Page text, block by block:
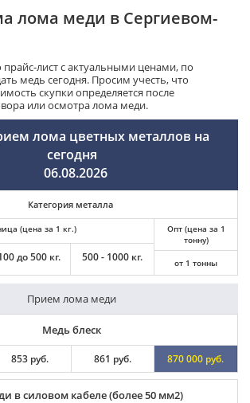
лома меди в Сергиевом-
лист с актуальными ценами, по
медь сегодня. Просим учесть, что
скупки определяется после
или осмотра лома меди.
лома цветных металлов на
сегодня
06.08.2026
Категория металла
(цена за 1 кг.)
до 500 кг. 500 - 1000 кг.
Опт (цена за 1
тонну)
от 1 тонны
Прием лома меди
Медь блеск
853 руб. 861 руб. 870 000 руб.
в силовом кабеле (более 50 мм2)